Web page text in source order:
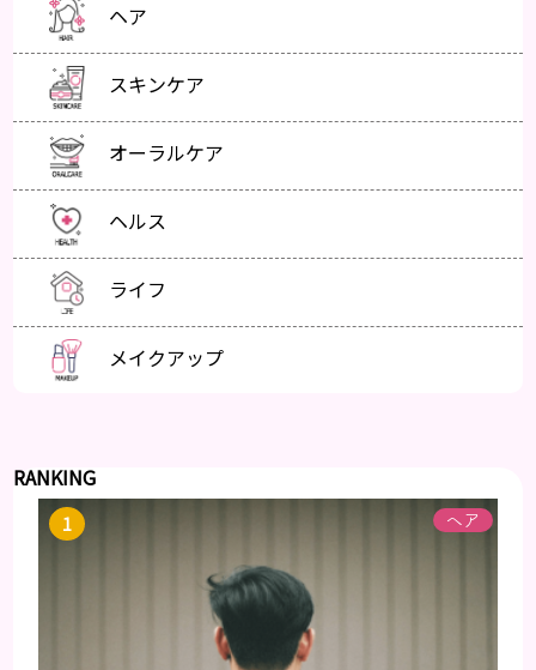
ヘア
スキンケア
オーラルケア
ヘルス
ライフ
メイクアップ
RANKING
ヘア